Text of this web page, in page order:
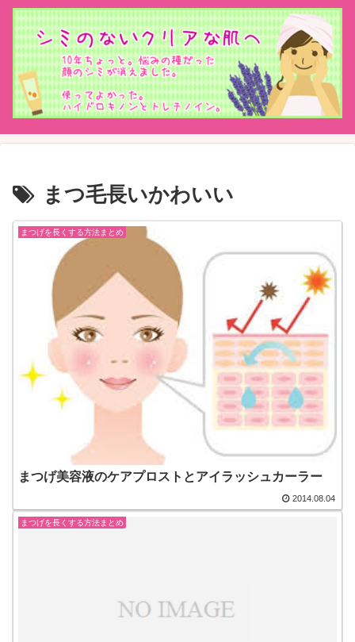
まつ毛長いかわいい
まつげを長くする方法まとめ
まつげ美容液のケアプロストとアイラッシュカーラー
2014.08.04
まつげを長くする方法まとめ